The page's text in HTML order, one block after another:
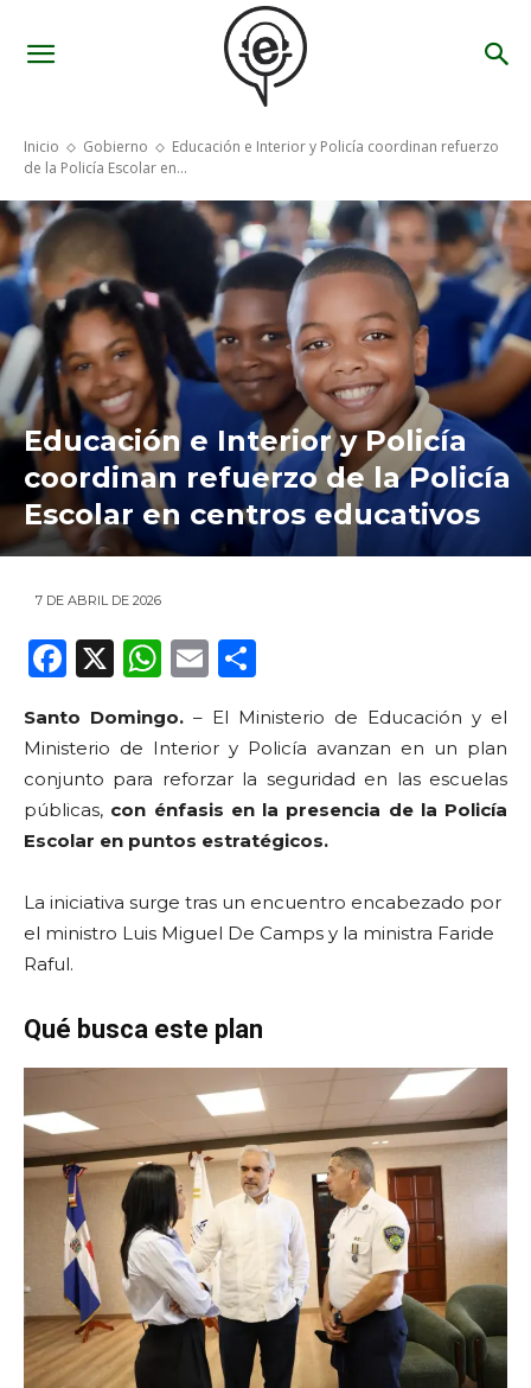
Inicio Gobierno
Educación e Interior y Policía coordinan refuerzo
de la Policía Escolar en...
Educación e Interior y Policía
coordinan refuerzo de la Policía
Escolar en centros educativos
7 DE ABRIL DE 2026
F
c
e
b
o
o
k
X
W
a
ts
A
p
E
ai
l
m
p
ar
ti
Santo Domingo. – El Ministerio de Educación y el
Ministerio de Interior y Policía avanzan en un plan
conjunto para reforzar la seguridad en las escuelas
públicas, con énfasis en la presencia de la Policía
Escolar en puntos estratégicos.
La iniciativa surge tras un encuentro encabezado por
el ministro Luis Miguel De Camps y la ministra Faride
Raful.
Qué busca este plan